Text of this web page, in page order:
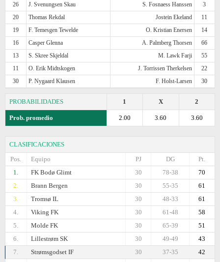
26
J. Svenungsen Skau S. Fosnaess Hanssen
3
20
Thomas Rekdal Jostein Ekeland
11
19
F. Temesgen Tewelde O. Kristian Enersen
14
16
Casper Glenna A. Palmberg Thorsen
66
13
S. Skree Skjeldal M. Lawk Farji
55
11
O. Erik Midtskogen J. Torrissen Therkelsen
22
30
P. Nygaard Klausen F. Holst-Larsen 30
PROBABILIDADES 2
X
1
Prob. promedio 3.60
3.60
2.00
CLASIFICACIONES
Pos.
Equipo Pt.
DG
PJ
1.
FK Bodø Glimt 70
78-38
30
2.
Brann Bergen 61
55-35
30
3.
Tromsø IL 61
48-33
30
4.
Viking FK 58
61-48
30
5.
Molde FK 51
65-39
30
6.
Lillestrøm SK 43
49-49
30
7.
Strømsgodset IF 42
37-35
30